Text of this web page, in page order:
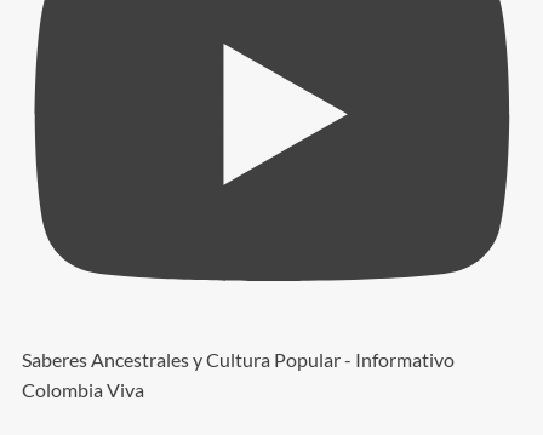
Saberes Ancestrales y Cultura Popular - Informativo
Colombia Viva